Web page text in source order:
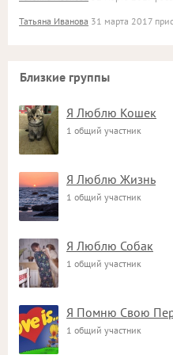
Татьяна Иванова 31 марта 2017
Близкие группы
Я Люблю Кошек
1 общий участник
Я Люблю Жизнь
1 общий участник
Я Люблю Собак
1 общий участник
Я Помню Свою
1 общий участник